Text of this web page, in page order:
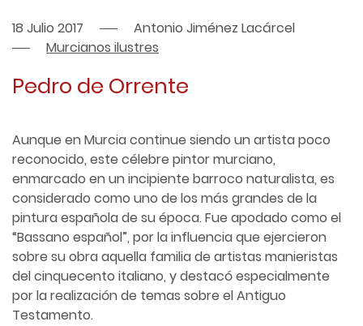
18 Julio 2017
Antonio Jiménez Lacárcel
Murcianos ilustres
Pedro de Orrente
Aunque en Murcia continue siendo un artista poco
reconocido, este célebre pintor murciano,
enmarcado en un incipiente barroco naturalista, es
considerado como uno de los más grandes de la
pintura española de su época. Fue apodado como el
“Bassano español”, por la influencia que ejercieron
sobre su obra aquella familia de artistas manieristas
del cinquecento italiano, y destacó especialmente
por la realización de temas sobre el Antiguo
Testamento.